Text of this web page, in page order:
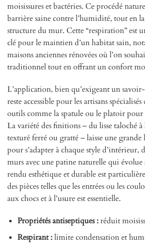
moisissures et bactéries. Ce procédé
barrière saine contre l’humidité, tout en
structure du mur. Cette “respiration” est
clé pour le maintien d’un habitat sain,
maisons anciennes rénovées où l’on
traditionnel tout en offrant un confort
L’application, bien qu’exigeant un
reste accessible pour les artisans
outils comme la spatule ou le platoir
La variété des finitions – du lisse taloché à
texturé ferré ou gratté – laisse une
pour s’adapter à chaque style d’intérieur,
murs avec une patine naturelle qui
rendu esthétique et durable est
des pièces telles que les entrées ou les
aux chocs et à l’usure est essentielle.
Propriétés antiseptiques :réduit
Respirant :limite condensation et